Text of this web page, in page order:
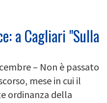
a Cagliari "Sulla
– Non è passato
mese in cui il
ordinanza della